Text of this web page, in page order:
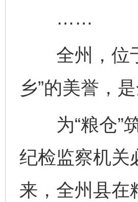
……
全州，位于
乡”的美誉，
为“粮仓”筑
纪检监察机关
来，全州县在